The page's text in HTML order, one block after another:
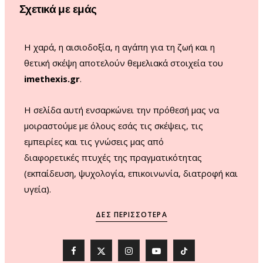
Σχετικά με εμάς
Η χαρά, η αισιοδοξία, η αγάπη για τη ζωή και η
θετική σκέψη αποτελούν θεμελιακά στοιχεία του
imethexis.gr.
H σελίδα αυτή ενσαρκώνει την πρόθεσή μας να
μοιραστούμε με όλους εσάς τις σκέψεις, τις
εμπειρίες και τις γνώσεις μας από
διαφορετικές πτυχές της πραγματικότητας
(εκπαίδευση, ψυχολογία, επικοινωνία, διατροφή και
υγεία).
ΔΕΣ ΠΕΡΙΣΣΌΤΕΡΑ
F X I Y T